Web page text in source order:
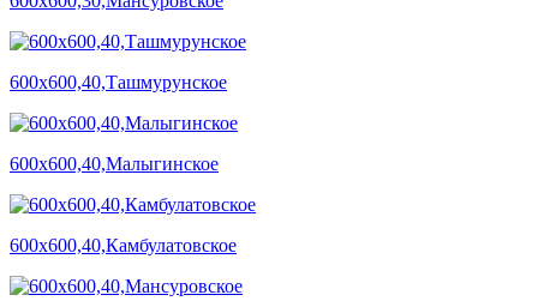
600х600,40,Ташмурунское
600х600,40,Малыгинское
600х600,40,Камбулатовское